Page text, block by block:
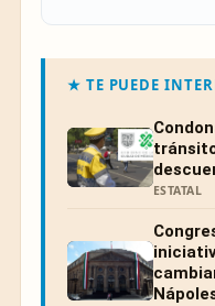
★ TE PUEDE
ESTATAL